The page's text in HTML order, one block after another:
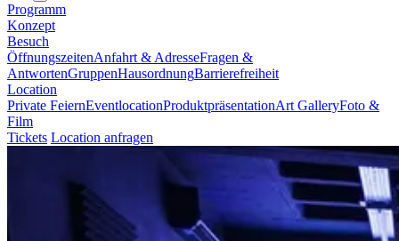
Programm
Konzept
Besuch
ÖffnungszeitenAnfahrt & AdresseFragen &
AntwortenGruppenHausordnungBarrierefreiheit
Location
Private FeiernEventlocationProduktpräsentationArt GalleryFoto &
Film
Tickets Location anfragen